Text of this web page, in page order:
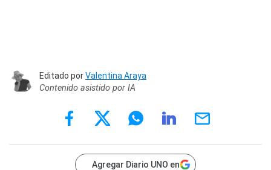
Editado porValentina Araya
Contenido asistido por IA
Agregar Diario UNO en